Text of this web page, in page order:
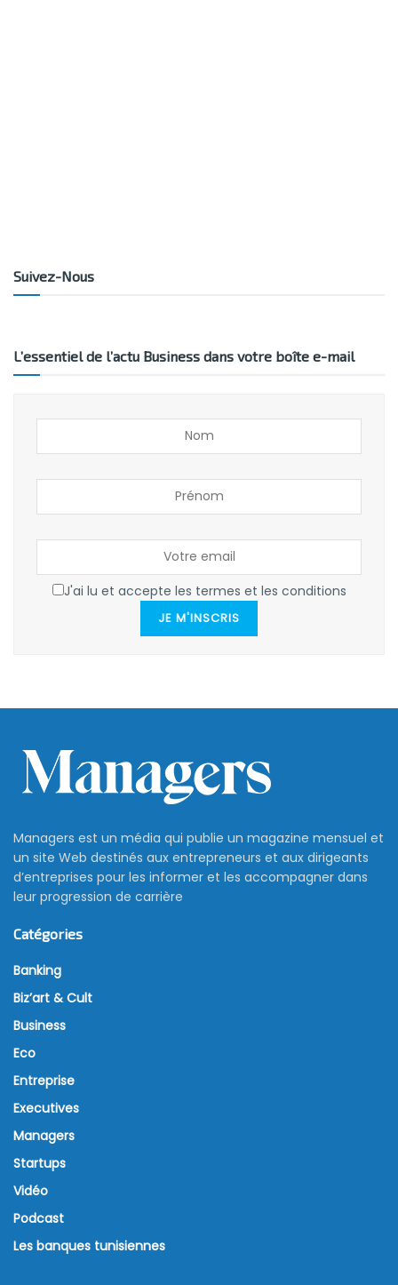
Suivez-Nous
L’essentiel de l’actu Business dans votre boîte e-mail
J'ai lu et accepte les termes et les conditions
JE M'INSCRIS
Managers est un média qui publie un magazine mensuel et
un site Web destinés aux entrepreneurs et aux dirigeants
d’entreprises pour les informer et les accompagner dans
leur progression de carrière
Catégories
Banking
Biz’art & Cult
Business
Eco
Entreprise
Executives
Managers
Startups
Vidéo
Podcast
Les banques tunisiennes